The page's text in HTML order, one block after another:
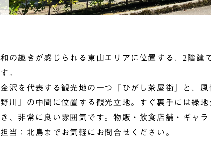
和の趣きが感じられる東山エリアに位置する、2階建
す。
金沢を代表する観光地の一つ「ひがし茶屋街」と、
野川」の中間に位置する観光立地。すぐ裏手には緑
き、非常に良い雰囲気です。物販・飲食店舗・ギャラ
担当：北島までお気軽にお問合せください。